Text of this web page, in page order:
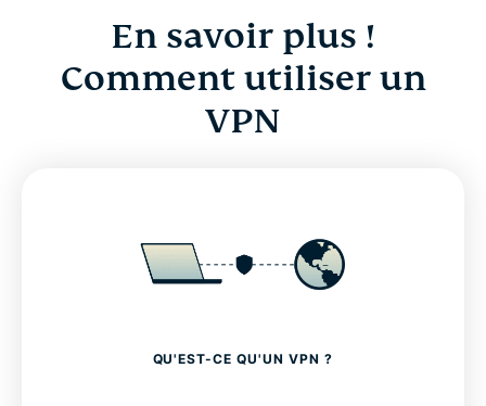
En savoir plus !
Comment utiliser un
VPN
QU'EST-CE QU'UN VPN ?